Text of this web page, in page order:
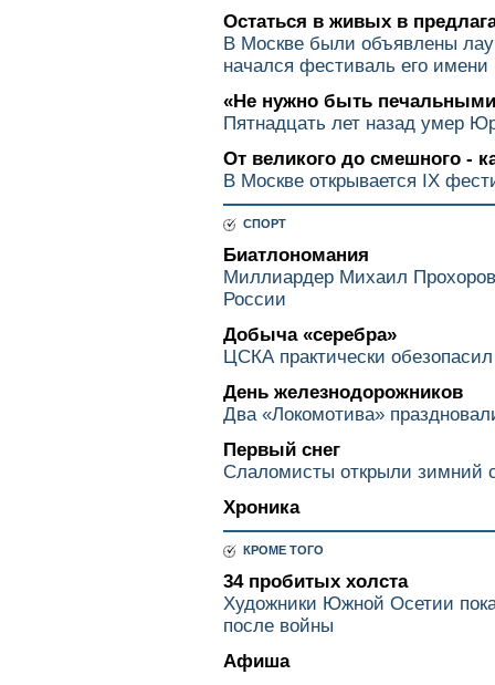
Остаться в живых в
В Москве были объявлены
начался фестиваль его имени
«Не нужно быть
Пятнадцать лет назад умер
От великого до смешного -
В Москве открывается IX
СПОРТ
Биатлономания
Миллиардер Михаил
России
Добыча «серебра»
ЦСКА практически
День железнодорожников
Два «Локомотива»
Первый снег
Слаломисты открыли зимний
Хроника
КРОМЕ ТОГО
34 пробитых холста
Художники Южной Осетии
после войны
Афиша